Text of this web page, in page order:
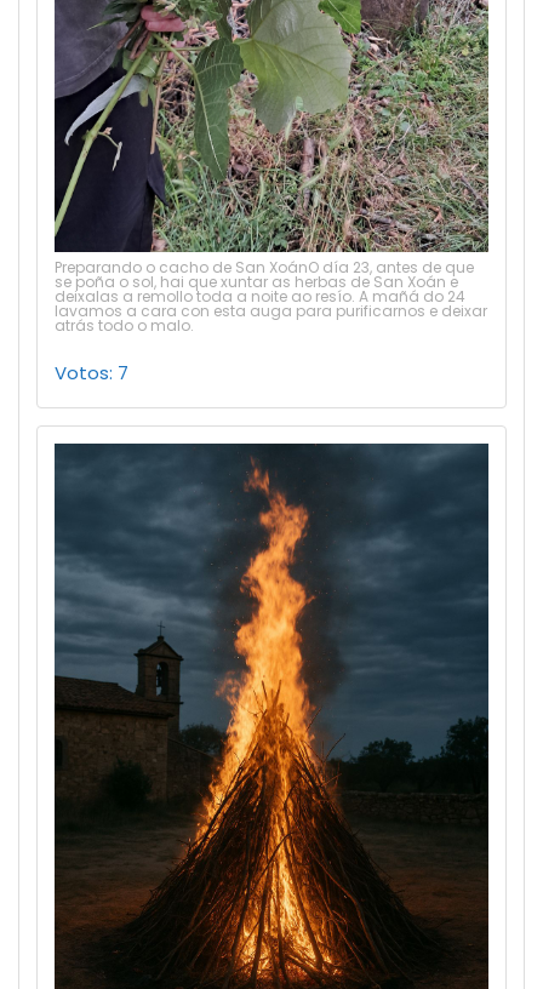
Preparando o cacho de San XoánO día 23, antes de que
se poña o sol, hai que xuntar as herbas de San Xoán e
deixalas a remollo toda a noite ao resío. A mañá do 24
lavamos a cara con esta auga para purificarnos e deixar
atrás todo o malo.
Votos: 7